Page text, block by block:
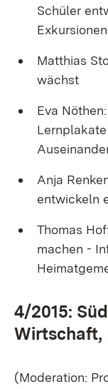
Schüler
Exkursionen
Matthias
wächst
Eva
Anja
entwickeln
Thomas
machen -
4/2015:
Wirtschaft,
(Moderation: